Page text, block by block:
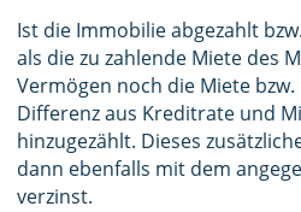
Ist die Immobilie abgezahlt
als die zu zahlende Miete des
Vermögen noch die Miete
Differenz aus Kreditrate und
hinzugezählt. Dieses
dann ebenfalls mit dem
verzinst.